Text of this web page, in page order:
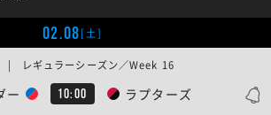
02.08[土]
ー 10:00 ラプターズ
レギュラーシーズン／Week 16